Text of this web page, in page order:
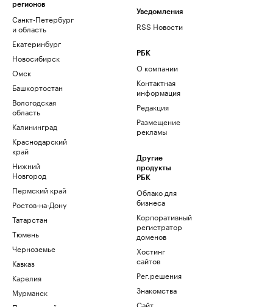
регионов
Санкт-Петербург
и область
Екатеринбург
Новосибирск
Омск
Башкортостан
Вологодская
область
Калининград
Краснодарский
край
Нижний
Новгород
Пермский край
Ростов-на-Дону
Татарстан
Тюмень
Черноземье
Кавказ
Карелия
Мурманск
Уведомления
RSS Новости
РБК
О компании
Контактная
информация
Редакция
Размещение
рекламы
Другие
продукты
РБК
Облако для
бизнеса
Корпоративный
регистратор
доменов
Хостинг
сайтов
Рег.решения
Знакомства
Сайт